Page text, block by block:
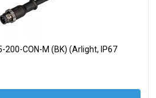
200-CON-M (BK) (Arlight, IP67